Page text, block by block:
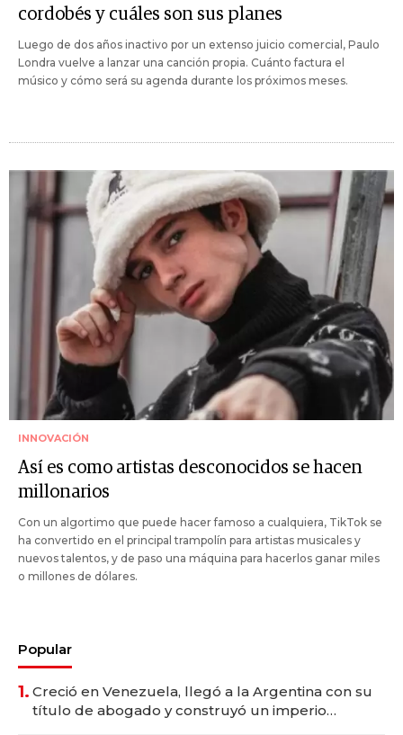
cordobés y cuáles son sus planes
Luego de dos años inactivo por un extenso juicio comercial, Paulo
Londra vuelve a lanzar una canción propia. Cuánto factura el
músico y cómo será su agenda durante los próximos meses.
INNOVACIÓN
Así es como artistas desconocidos se hacen
millonarios
Con un algortimo que puede hacer famoso a cualquiera, TikTok se
ha convertido en el principal trampolín para artistas musicales y
nuevos talentos, y de paso una máquina para hacerlos ganar miles
o millones de dólares.
Popular
1. Creció en Venezuela, llegó a la Argentina con su
título de abogado y construyó un imperio